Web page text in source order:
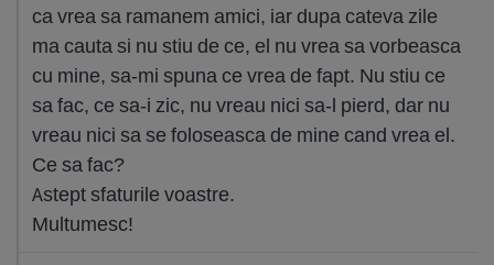
ca vrea sa ramanem amici, iar dupa cateva zile
ma cauta si nu stiu de ce, el nu vrea sa vorbeasca
cu mine, sa-mi spuna ce vrea de fapt. Nu stiu ce
sa fac, ce sa-i zic, nu vreau nici sa-l pierd, dar nu
vreau nici sa se foloseasca de mine cand vrea el.
Ce sa fac?
Astept sfaturile voastre.
Multumesc!